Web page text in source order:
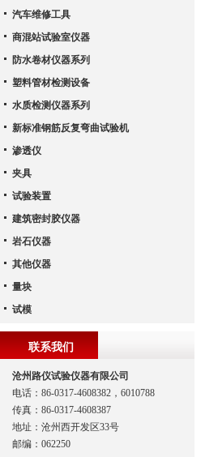
汽车维修工具
商混站试验室仪器
防水卷材仪器系列
塑料管材检测设备
水质检测仪器系列
新标准钢筋反复弯曲试验机
渗透仪
夹具
试验装置
建筑密封胶仪器
岩石仪器
其他仪器
量块
试模
联系我们
沧州路仪试验仪器有限公司
电话：86-0317-4608382，6010788
传真：86-0317-4608387
地址：沧州西开发区33号
邮编：062250